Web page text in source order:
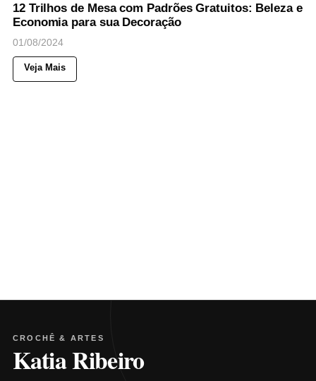
12 Trilhos de Mesa com Padrões Gratuitos: Beleza e
Economia para sua Decoração
01/08/2024
Veja Mais
CROCHÊ & ARTES
Katia Ribeiro